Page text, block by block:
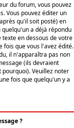
du forum, vous pouvez
Vous pouvez éditer un
qu'il soit posté) en
quelqu'un a déjà répondu
en dessous de votre
fois que vous l'avez édité.
il n'apparaîtra pas non
(ils devraient
Veuillez noter
fois que quelqu'un y a
?